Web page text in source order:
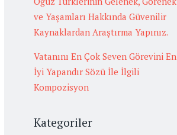
ve Yaşamları Hakkında Güvenilir
Kaynaklardan Araştırma Yapınız.
Vatanını En Çok Seven Görevini En
İyi Yapandır Sözü İle İlgili
Kompozisyon
Kategoriler